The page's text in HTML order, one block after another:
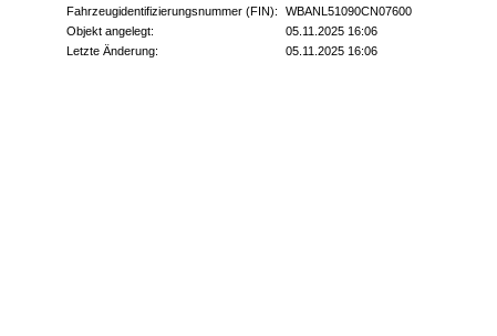
Fahrzeugidentifizierungsnummer (FIN):
WBANL51090CN07600
Objekt angelegt:
05.11.2025 16:06
Letzte Änderung:
05.11.2025 16:06